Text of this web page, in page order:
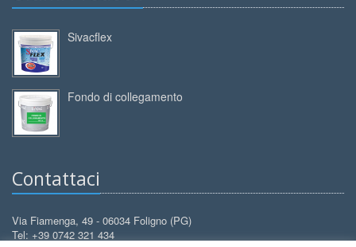
Sivacflex
Fondo di collegamento
Contattaci
Via Fiamenga, 49 - 06034 Foligno (PG)
Tel: +39 0742 321 434